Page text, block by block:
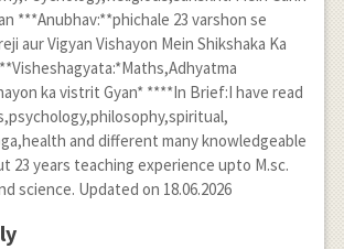
=\frac
{ 1 }{ 4
} \sin {
2x }
\cos {
2x } -
\frac {
***Anubhav:**phichale 23 varshon se
aur Vigyan Vishayon Mein Shikshaka Ka
ka vistrit Gyan* ****In Brief:I have read
and different many knowledgeable
23 years teaching experience upto M.sc.
science. Updated on 18.06.2026